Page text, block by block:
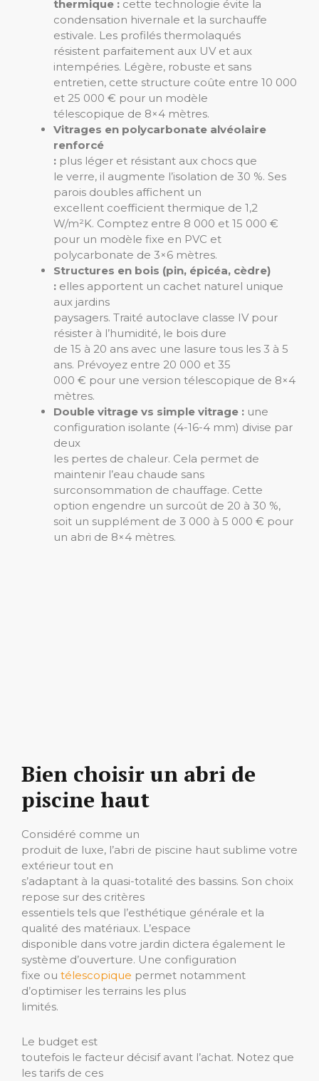
thermique : cette technologie évite la
condensation hivernale et la surchauffe
estivale. Les profilés thermolaqués
résistent parfaitement aux UV et aux
intempéries. Légère, robuste et sans
entretien, cette structure coûte entre 10 000
et 25 000 € pour un modèle
télescopique de 8×4 mètres.
Vitrages en polycarbonate alvéolaire
renforcé
: plus léger et résistant aux chocs que
le verre, il augmente l’isolation de 30 %. Ses
parois doubles affichent un
excellent coefficient thermique de 1,2
W/m²K. Comptez entre 8 000 et 15 000 €
pour un modèle fixe en PVC et
polycarbonate de 3×6 mètres.
Structures en bois (pin, épicéa, cèdre)
: elles apportent un cachet naturel unique
aux jardins
paysagers. Traité autoclave classe IV pour
résister à l’humidité, le bois dure
de 15 à 20 ans avec une lasure tous les 3 à 5
ans. Prévoyez entre 20 000 et 35
000 € pour une version télescopique de 8×4
mètres.
Double vitrage vs simple vitrage : une
configuration isolante (4-16-4 mm) divise par
deux
les pertes de chaleur. Cela permet de
maintenir l’eau chaude sans
surconsommation de chauffage. Cette
option engendre un surcoût de 20 à 30 %,
soit un supplément de 3 000 à 5 000 € pour
un abri de 8×4 mètres.
Bien choisir un abri de
piscine haut
Considéré comme un
produit de luxe, l’abri de piscine haut sublime votre
extérieur tout en
s’adaptant à la quasi-totalité des bassins. Son choix
repose sur des critères
essentiels tels que l’esthétique générale et la
qualité des matériaux. L’espace
disponible dans votre jardin dictera également le
système d’ouverture. Une configuration
fixe ou télescopique permet notamment
d’optimiser les terrains les plus
limités.
Le budget est
toutefois le facteur décisif avant l’achat. Notez que
les tarifs de ces